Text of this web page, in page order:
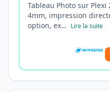
Tableau Photo sur
4mm, impression
option, ex… Lire la suite